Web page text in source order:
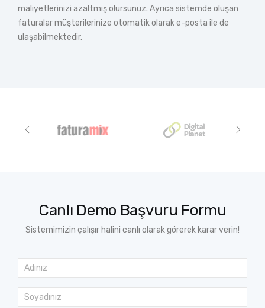
maliyetlerinizi azaltmış olursunuz. Ayrıca sistemde oluşan
faturalar müşterilerinize otomatik olarak e-posta ile de
ulaşabilmektedir.
Canlı Demo Başvuru Formu
Sistemimizin çalışır halini canlı olarak görerek karar verin!